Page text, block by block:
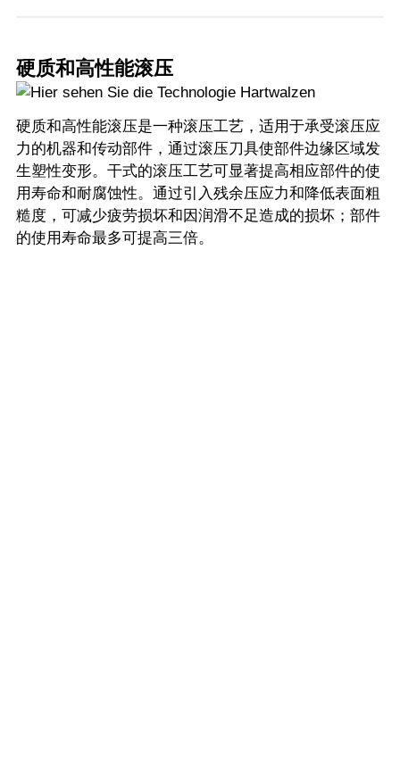
硬质和高性能滚压
硬质和高性能滚压是一种滚压工艺，适用于承受滚压应
力的机器和传动部件，通过滚压刀具使部件边缘区域发
生塑性变形。干式的滚压工艺可显著提高相应部件的使
用寿命和耐腐蚀性。通过引入残余压应力和降低表面粗
糙度，可减少疲劳损坏和因润滑不足造成的损坏；部件
的使用寿命最多可提高三倍。